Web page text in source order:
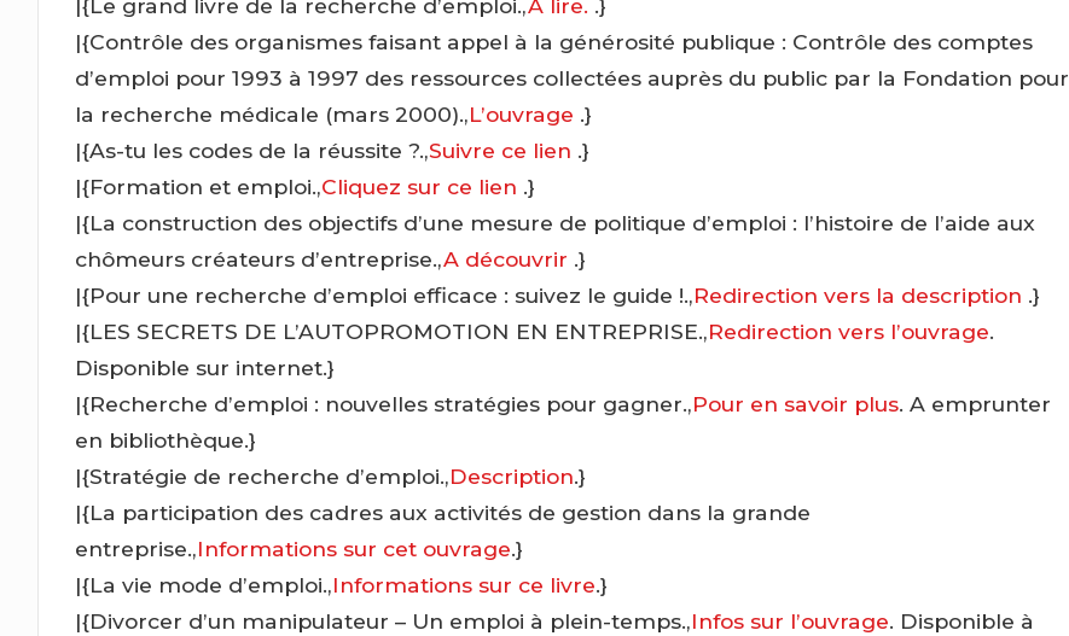
|{Le grand livre de la recherche d’emploi.,A lire. .}
|{Contrôle des organismes faisant appel à la générosité publique : Contrôle des comptes
d’emploi pour 1993 à 1997 des ressources collectées auprès du public par la Fondation pour
la recherche médicale (mars 2000).,L’ouvrage .}
|{As-tu les codes de la réussite ?.,Suivre ce lien .}
|{Formation et emploi.,Cliquez sur ce lien .}
|{La construction des objectifs d’une mesure de politique d’emploi : l’histoire de l’aide aux
chômeurs créateurs d’entreprise.,A découvrir .}
|{Pour une recherche d’emploi efficace : suivez le guide !.,Redirection vers la description .}
|{LES SECRETS DE L’AUTOPROMOTION EN ENTREPRISE.,Redirection vers l’ouvrage.
Disponible sur internet.}
|{Recherche d’emploi : nouvelles stratégies pour gagner.,Pour en savoir plus. A emprunter
en bibliothèque.}
|{Stratégie de recherche d’emploi.,Description.}
|{La participation des cadres aux activités de gestion dans la grande
entreprise.,Informations sur cet ouvrage.}
|{La vie mode d’emploi.,Informations sur ce livre.}
|{Divorcer d’un manipulateur – Un emploi à plein-temps.,Infos sur l’ouvrage. Disponible à